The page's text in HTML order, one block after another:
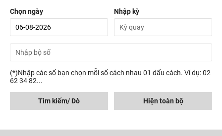
Chọn ngày Nhập kỳ
(*)Nhập các số bạn chọn mỗi số cách nhau 01 dấu cách. Ví dụ: 02
62 34 82...
Tìm kiếm/ Dò Hiện toàn bộ